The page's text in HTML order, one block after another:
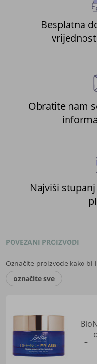
Besplatna
Obratite nam
Najviši
POVEZANI PROIZVODI
Označite proizvode kako
označite sve